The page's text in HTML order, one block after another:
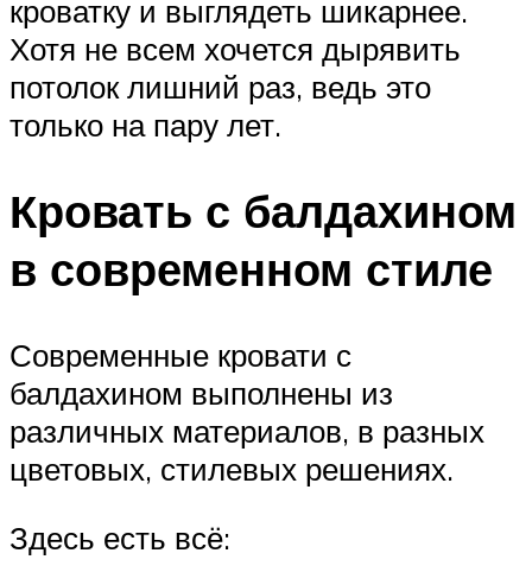
кроватку и выглядеть шикарнее.
Хотя не всем хочется дырявить
потолок лишний раз, ведь это
только на пару лет.
Кровать с балдахином
в современном стиле
Современные кровати с
балдахином выполнены из
различных материалов, в разных
цветовых, стилевых решениях.
Здесь есть всё: